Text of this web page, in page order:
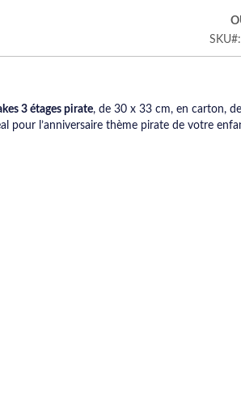
SKU
3 étages pirate, de 30 x 33 cm, en carton,
pour l’anniversaire thème pirate de votre